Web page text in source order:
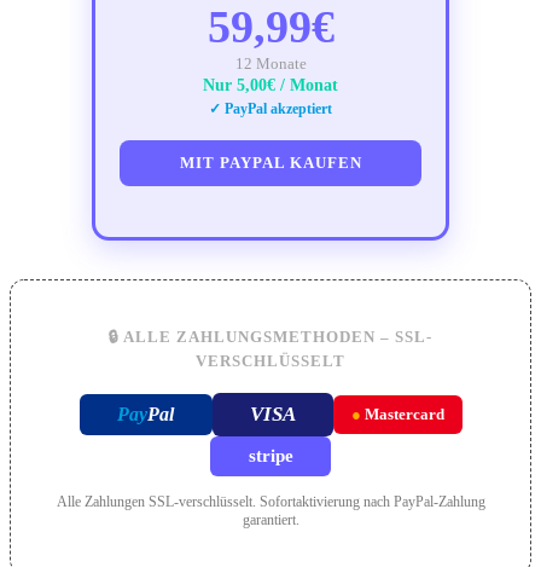
59,99€
12 Monate
Nur 5,00€ / Monat
✓ PayPal akzeptiert
MIT PAYPAL KAUFEN
🔒 ALLE ZAHLUNGSMETHODEN – SSL-
VERSCHLÜSSELT
PayPal VISA ● Mastercard
stripe
Alle Zahlungen SSL-verschlüsselt. Sofortaktivierung nach PayPal-Zahlung
garantiert.